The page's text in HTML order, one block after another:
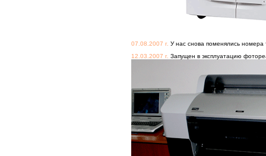
07.08.2007 г. У нас снова поменялись
12.03.2007 г. Запущен в эксплуатацию